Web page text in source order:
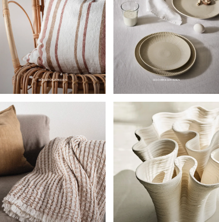
BEZÜGE FÜR ZIERKISSEN GESCHIRR & SERVIEREN